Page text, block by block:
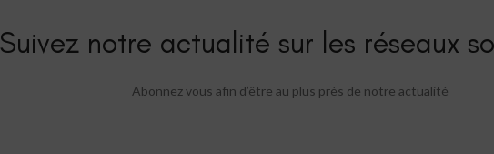
Suivez notre actualité sur les réseaux
Abonnez vous afin d’être au plus près de notre actualité